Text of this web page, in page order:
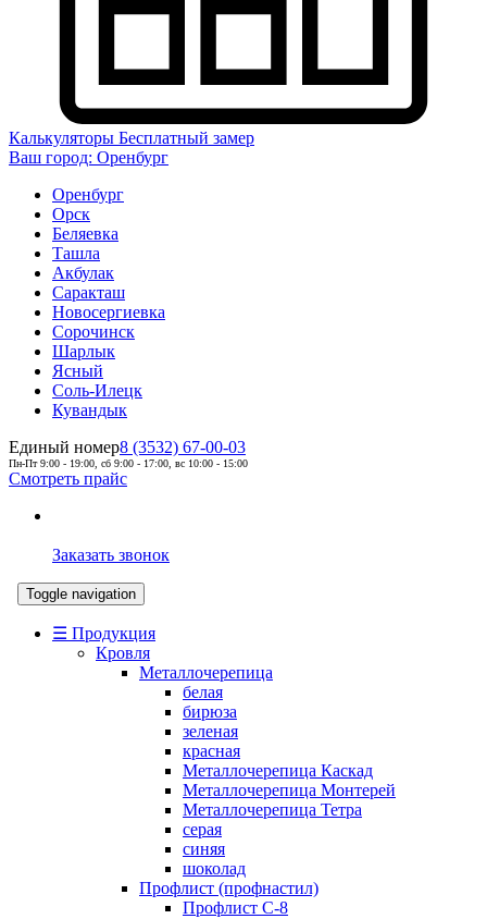
Калькуляторы Бесплатный замер
Ваш город: Оренбург
Оренбург
Орск
Беляевка
Ташла
Акбулак
Саракташ
Новосергиевка
Сорочинск
Шарлык
Ясный
Соль-Илецк
Кувандык
Единый номер8 (3532) 67-00-03
Пн-Пт 9:00 - 19:00, сб 9:00 - 17:00, вс 10:00 - 15:00
Смотреть прайс
Заказать звонок
Toggle navigation
☰ Продукция
Кровля
Металлочерепица
белая
бирюза
зеленая
красная
Металлочерепица Каскад
Металлочерепица Монтерей
Металлочерепица Тетра
серая
синяя
шоколад
Профлист (профнастил)
Профлист С-8